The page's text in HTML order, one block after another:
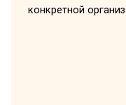
конкретной